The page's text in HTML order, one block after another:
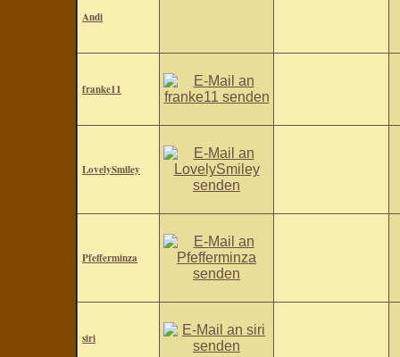
Andi
franke11
LovelySmiley
Pfefferminza
siri